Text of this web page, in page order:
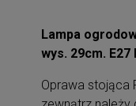
Lampa
wys. 29cm. E27
Oprawa stojąca